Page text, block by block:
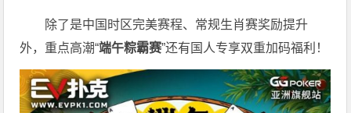
除了是中国时区完美赛程、常规生肖赛奖励提升
外，重点高潮“端午粽霸赛”还有国人专享双重加码福利！